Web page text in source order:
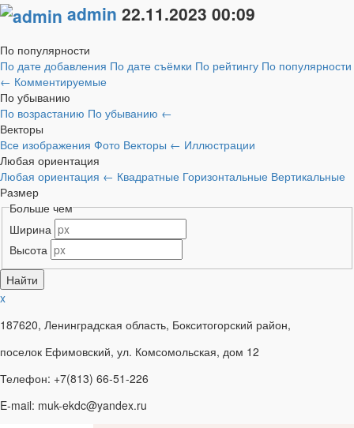
admin 22.11.2023 00:09
По популярности
По дате добавления По дате съёмки По рейтингу По популярности
← Комментируемые
По убыванию
По возрастанию По убыванию ←
Векторы
Все изображения Фото Векторы ← Иллюстрации
Любая ориентация
Любая ориентация ← Квадратные Горизонтальные Вертикальные
Размер
Больше чем
Ширина
Высота
x
187620, Ленинградская область, Бокситогорский район,
поселок Ефимовский, ул. Комсомольская, дом 12
Телефон: +7(813) 66-51-226
E-mail: muk-ekdc@yandex.ru